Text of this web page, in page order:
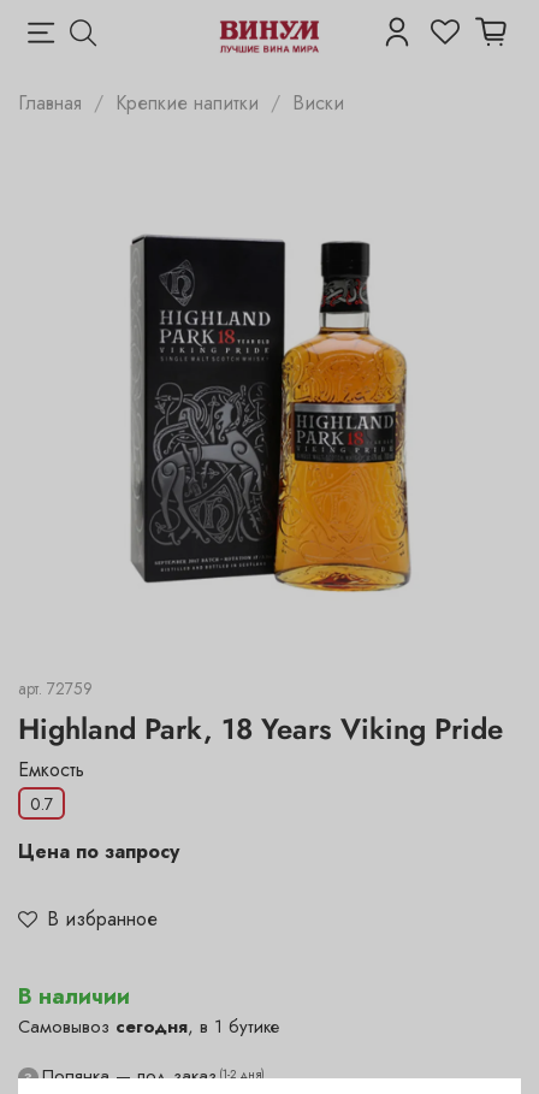
Главная Крепкие напитки Виски
арт. 72759
Highland Park, 18 Years Viking Pride
В избранное
Емкость
0.7
Цена по запросу
В наличии
Самовывоз сегодня, в 1 бутике
? Полянка — под заказ(1-2 дня)